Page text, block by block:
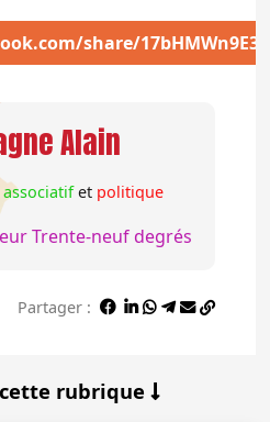
share/17bHMWn9E3/
Alain
associatifetpolitique
Trente-neuf degrés
Partager :
rubrique